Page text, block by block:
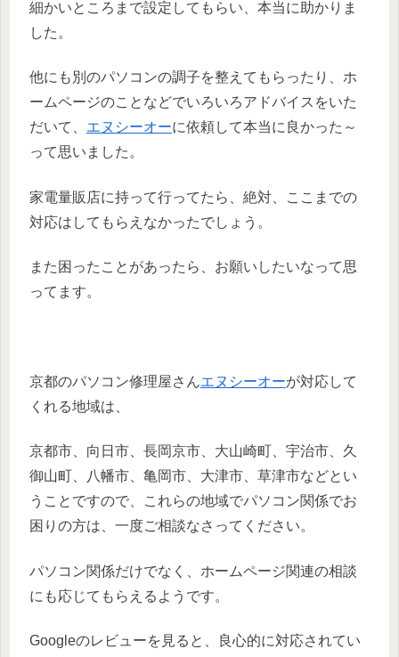
細かいところまで設定してもらい、本当に助かりま
した。
他にも別のパソコンの調子を整えてもらったり、ホ
ームページのことなどでいろいろアドバイスをいた
だいて、 エヌシーオーに依頼して本当に良かった～
って思いました。
家電量販店に持って行ってたら、絶対、ここまでの
対応はしてもらえなかったでしょう。
また困ったことがあったら、お願いしたいなって思
ってます。
京都のパソコン修理屋さんエヌシーオーが対応して
くれる地域は、
京都市、向日市、長岡京市、大山崎町、宇治市、久
御山町、八幡市、亀岡市、大津市、草津市などとい
うことですので、これらの地域でパソコン関係でお
困りの方は、一度ご相談なさってください。
パソコン関係だけでなく、ホームページ関連の相談
にも応じてもらえるようです。
Googleのレビューを見ると、良心的に対応されてい